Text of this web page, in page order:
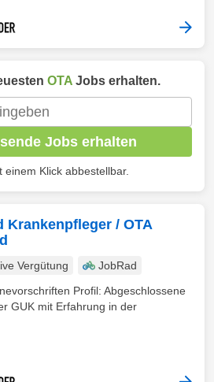
OTA Jobs erhalten.
Jobs erhalten
Klick abbestellbar.
Krankenpfleger / OTA
Vergütung
JobRad
Profil: Abgeschlossene
GUK mit Erfahrung in der